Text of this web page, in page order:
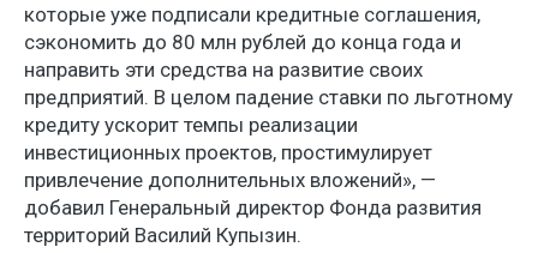
которые уже подписали кредитные соглашения,
сэкономить до 80 млн рублей до конца года и
направить эти средства на развитие своих
предприятий. В целом падение ставки по льготному
кредиту ускорит темпы реализации
инвестиционных проектов, простимулирует
привлечение дополнительных вложений», —
добавил Генеральный директор Фонда развития
территорий Василий Купызин.